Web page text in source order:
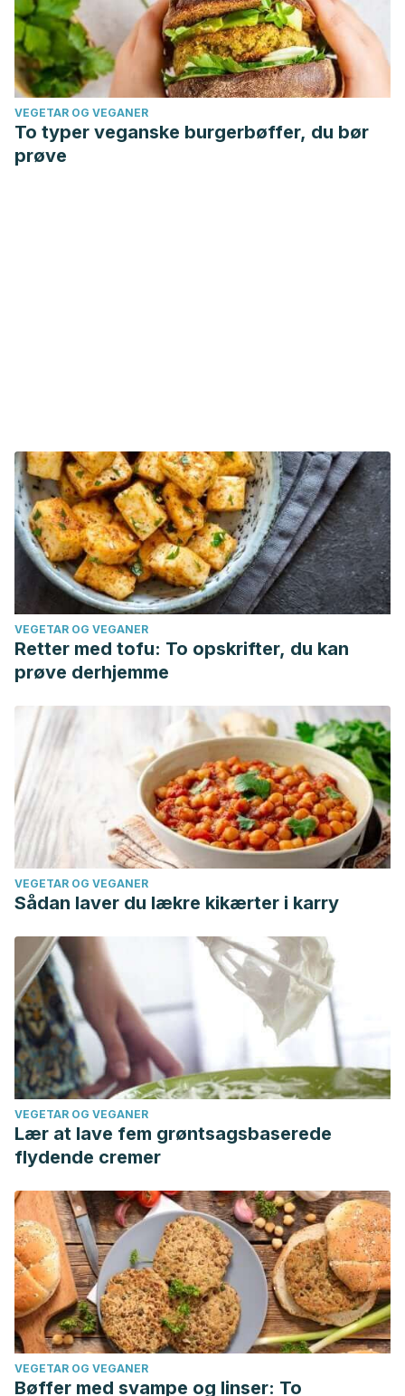
VEGETAR OG VEGANER
To typer veganske burgerbøffer, du bør
prøve
VEGETAR OG VEGANER
Retter med tofu: To opskrifter, du kan
prøve derhjemme
VEGETAR OG VEGANER
Sådan laver du lækre kikærter i karry
VEGETAR OG VEGANER
Lær at lave fem grøntsagsbaserede
flydende cremer
VEGETAR OG VEGANER
Bøffer med svampe og linser: To